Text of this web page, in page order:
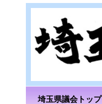
埼玉県議会トップ